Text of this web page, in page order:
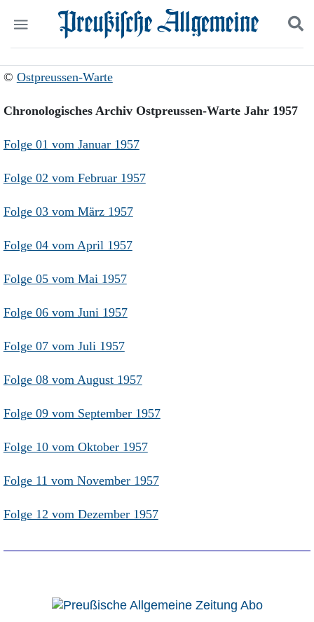
Aktuelle Ausgabe
Abonnent werden
Archiv
Wirtschaft
Panorama
Ostpreußen
Berlin-Brandenburg
Danzig und Westpreußen
Kontakt
Datenschutz
Suchen und finden
© Ostpreussen-Warte
Chronologisches Archiv Ostpreussen-Warte Jahr 1957
Folge 01 vom Januar 1957
Folge 02 vom Februar 1957
Folge 03 vom März 1957
Folge 04 vom April 1957
Folge 05 vom Mai 1957
Folge 06 vom Juni 1957
Folge 07 vom Juli 1957
Folge 08 vom August 1957
Folge 09 vom September 1957
Folge 10 vom Oktober 1957
Folge 11 vom November 1957
Folge 12 vom Dezember 1957